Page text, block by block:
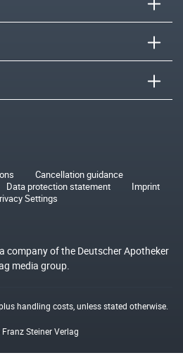
Cancellation guidance
Data protection statement
Imprint
Settings
company of the Deutscher Apotheker
media group.
handling costs, unless stated otherwise.
Steiner Verlag